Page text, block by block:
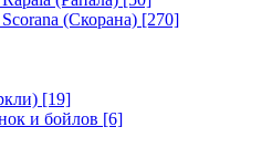
(Скорана) [270]
[19]
и бойлов [6]